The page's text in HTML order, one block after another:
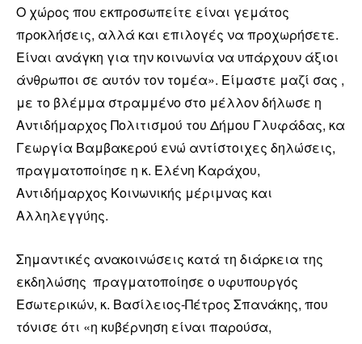
Ο χώρος που εκπροσωπείτε είναι γεμάτος
προκλήσεις, αλλά και επιλογές να προχωρήσετε.
Είναι ανάγκη για την κοινωνία να υπάρχουν άξιοι
άνθρωποι σε αυτόν τον τομέα». Είμαστε μαζί σας ,
με το βλέμμα στραμμένο στο μέλλον δήλωσε η
Αντιδήμαρχος Πολιτισμού του Δήμου Γλυφάδας, κα
Γεωργία Βαμβακερού ενώ αντίστοιχες δηλώσεις,
πραγματοποίησε η κ. Ελένη Καράχου,
Αντιδήμαρχος Κοινωνικής μέριμνας και
Αλληλεγγύης.
Σημαντικές ανακοινώσεις κατά τη διάρκεια της
εκδηλώσης πραγματοποίησε ο υφυπουργός
Εσωτερικών, κ. Βασίλειος-Πέτρος Σπανάκης, που
τόνισε ότι «η κυβέρνηση είναι παρούσα,